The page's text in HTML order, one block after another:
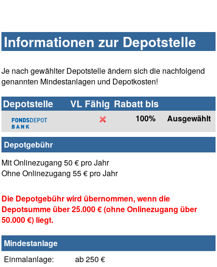
Informationen zur Depotstelle
Je nach gewählter Depotstelle ändern sich die nachfolgend
genannten Mindestanlagen und Depotkosten!
Depotstelle VL Fähig Rabatt bis
100% Ausgewählt
Depotgebühr
Mit Onlinezugang 50 € pro Jahr
Ohne Onlinezugang 55 € pro Jahr
Die Depotgebühr wird übernommen, wenn die
Depotsumme über 25.000 € (ohne Onlinezugang über
50.000 €) liegt.
Mindestanlage
Einmalanlage:
ab 250 €